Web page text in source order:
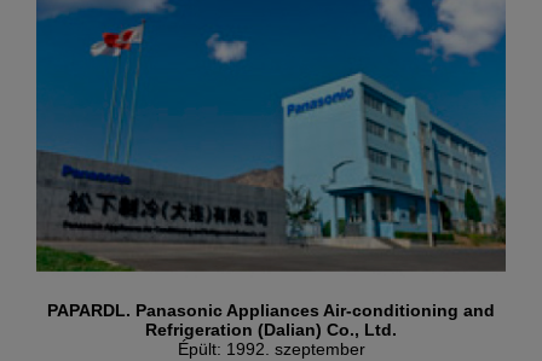
PAPARDL. Panasonic Appliances Air-conditioning and
Refrigeration (Dalian) Co., Ltd.
Épült: 1992. szeptember